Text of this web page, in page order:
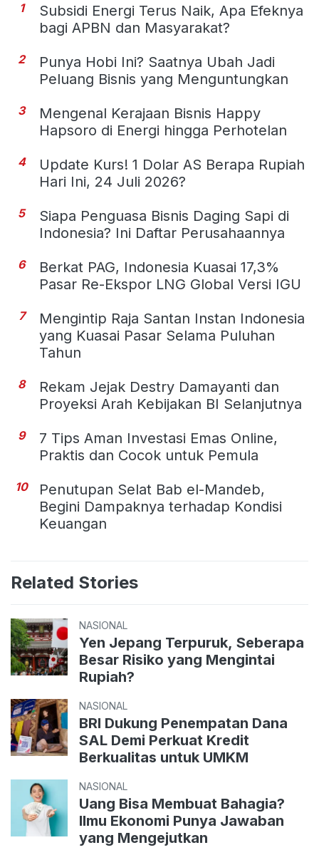
1
Subsidi Energi Terus Naik, Apa Efeknya
bagi APBN dan Masyarakat?
2
Punya Hobi Ini? Saatnya Ubah Jadi
Peluang Bisnis yang Menguntungkan
3
Mengenal Kerajaan Bisnis Happy
Hapsoro di Energi hingga Perhotelan
4
Update Kurs! 1 Dolar AS Berapa Rupiah
Hari Ini, 24 Juli 2026?
5
Siapa Penguasa Bisnis Daging Sapi di
Indonesia? Ini Daftar Perusahaannya
6
Berkat PAG, Indonesia Kuasai 17,3%
Pasar Re-Ekspor LNG Global Versi IGU
7
Mengintip Raja Santan Instan Indonesia
yang Kuasai Pasar Selama Puluhan
Tahun
8
Rekam Jejak Destry Damayanti dan
Proyeksi Arah Kebijakan BI Selanjutnya
9
7 Tips Aman Investasi Emas Online,
Praktis dan Cocok untuk Pemula
10
Penutupan Selat Bab el-Mandeb,
Begini Dampaknya terhadap Kondisi
Keuangan
Related Stories
NASIONAL
Yen Jepang Terpuruk, Seberapa
Besar Risiko yang Mengintai
Rupiah?
NASIONAL
BRI Dukung Penempatan Dana
SAL Demi Perkuat Kredit
Berkualitas untuk UMKM
NASIONAL
Uang Bisa Membuat Bahagia?
Ilmu Ekonomi Punya Jawaban
yang Mengejutkan